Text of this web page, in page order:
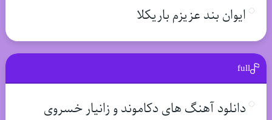
ایوان بند عزیزم باریکلا
full
دانلود آهنگ های دکاموند و زانیار خسروی